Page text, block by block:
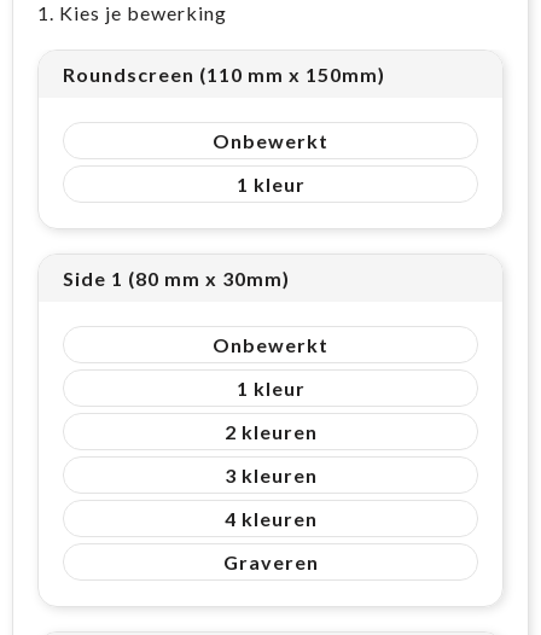
1. Kies je bewerking
Roundscreen (110 mm x 150mm)
Onbewerkt
1
Side 1 (80 mm x 30mm)
Onbewerkt
1
2
3
4
Graveren